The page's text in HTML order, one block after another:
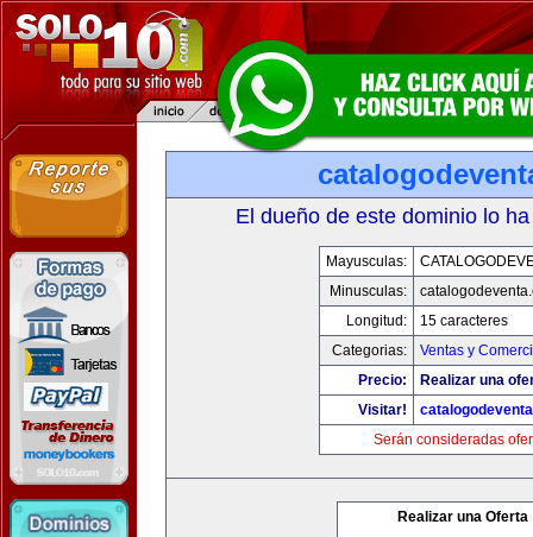
El dueño de este dominio lo
Mayusculas:
Minusculas:
Longitud:
15 caracteres
Categorias:
Ventas y
Precio:
Realizar una
Visitar!
Serán consideradas
Realizar una Oferta